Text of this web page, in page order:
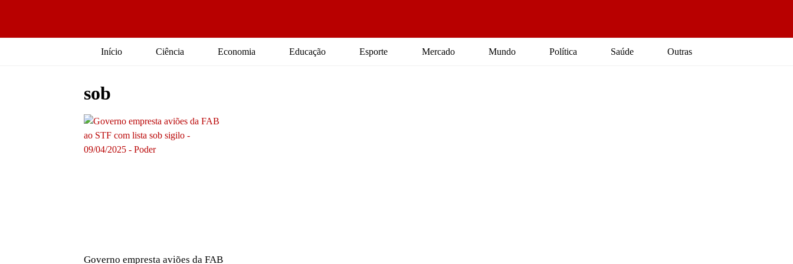
Início Ciência Economia Educação Esporte Mercado Mundo Política Saúde Outras
sob
Governo empresta aviões da FAB